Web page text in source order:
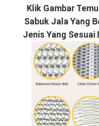
Klik Gambar
Sabuk Jala Yang
Jenis Yang Sesuai